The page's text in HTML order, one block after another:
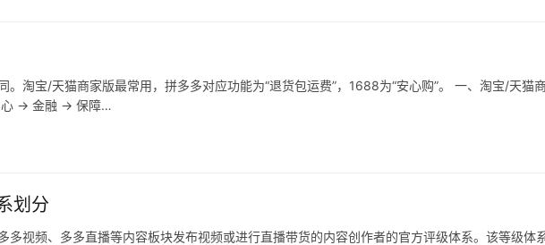
。淘宝/天猫商家版最常用，拼多多对应功能为“退货包运费”，1688为“安心购”。 一、淘宝/天猫
心 → 金融 → 保障…
划分
多视频、多多直播等内容板块发布视频或进行直播带货的内容创作者的官方评级体系。该等级体